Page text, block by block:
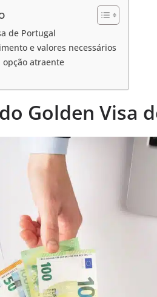
de Portugal
e valores necessários
opção atraente
Golden Visa